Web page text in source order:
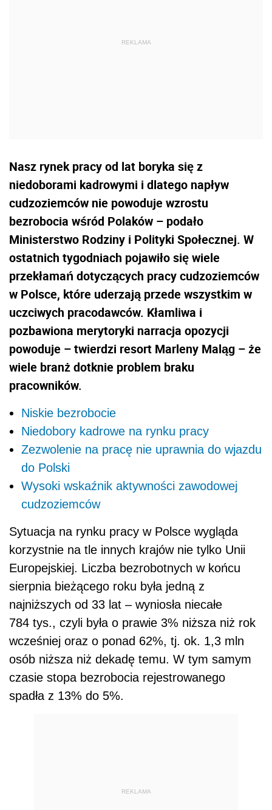
Nasz rynek pracy od lat boryka się z
niedoborami kadrowymi i dlatego napływ
cudzoziemców nie powoduje wzrostu
bezrobocia wśród Polaków – podało
Ministerstwo Rodziny i Polityki Społecznej. W
ostatnich tygodniach pojawiło się wiele
przekłamań dotyczących pracy cudzoziemców
w Polsce, które uderzają przede wszystkim w
uczciwych pracodawców. Kłamliwa i
pozbawiona merytoryki narracja opozycji
powoduje – twierdzi resort Marleny Maląg – że
wiele branż dotknie problem braku
pracowników.
Niskie bezrobocie
Niedobory kadrowe na rynku pracy
Zezwolenie na pracę nie uprawnia do wjazdu
do Polski
Wysoki wskaźnik aktywności zawodowej
cudzoziemców
Sytuacja na rynku pracy w Polsce wygląda
korzystnie na tle innych krajów nie tylko Unii
Europejskiej. Liczba bezrobotnych w końcu
sierpnia bieżącego roku była jedną z
najniższych od 33 lat – wyniosła niecałe
784 tys., czyli była o prawie 3% niższa niż rok
wcześniej oraz o ponad 62%, tj. ok. 1,3 mln
osób niższa niż dekadę temu. W tym samym
czasie stopa bezrobocia rejestrowanego
spadła z 13% do 5%.
REKLAMA